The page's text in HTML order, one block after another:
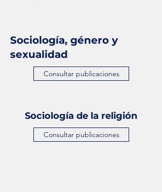
Sociología, género y
sexualidad
Consultar publicaciones
Sociología de la religión
Consultar publicaciones